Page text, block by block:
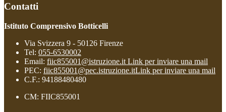
Contatti
Istituto Comprensivo Botticelli
Via Svizzera 9 - 50126 Firenze
Tel: 055-6530002
Email: fiic855001@istruzione.it Link per inviare una mail
PEC: fiic855001@pec.istruzione.itLink per inviare una mail
C.F.: 94188480480
CM: FIIC855001